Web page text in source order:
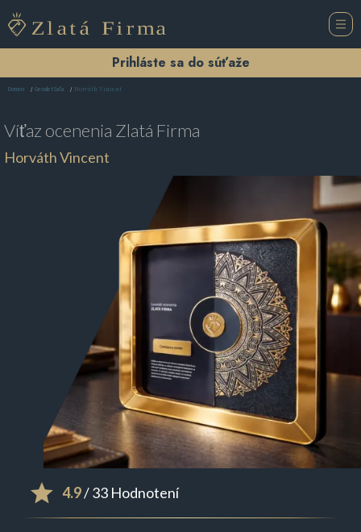
Prihláste sa do súťaže
Domov Geodet Šaľa Horváth Vincent
Víťaz ocenenia Zlatá Firma
Horváth Vincent
4.9/ 33 Hodnotení